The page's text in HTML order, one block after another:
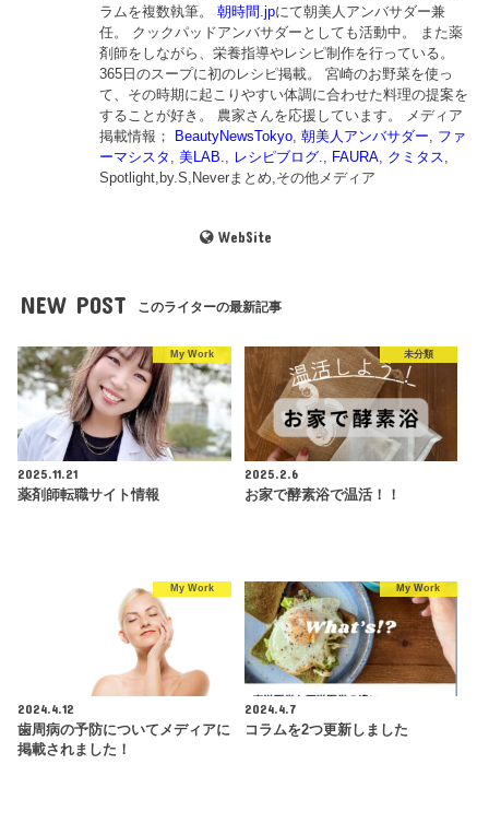
ラムを複数執筆。朝時間.jpにて朝美人アンバサダー兼
任。 クックパッドアンバサダーとしても活動中。 また薬
剤師をしながら、栄養指導やレシピ制作を行っている。
365日のスープに初のレシピ掲載。 宮崎のお野菜を使っ
て、その時期に起こりやすい体調に合わせた料理の提案を
することが好き。 農家さんを応援しています。 メディア
掲載情報； BeautyNewsTokyo ,朝美人アンバサダー
ファ
ーマシスタ
,美LAB. レシピブログ. FAURA クミタス
Spotlight,by.S,Neverまとめ,その他メディア
WebSite
NEW POST このライターの最新記事
My Work
2025.11.21
薬剤師転職サイト情報
未分類
2025.2.6
お家で酵素浴で温活！！
My Work
2024.4.12
歯周病の予防についてメディアに
掲載されました！
My Work
2024.4.7
コラムを2つ更新しました